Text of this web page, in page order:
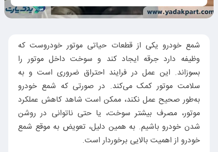
شمع خودرو یکی از قطعات حیاتی موتور خودروست که
وظیفه دارد جرقه ایجاد کند و سوخت داخل موتور را
بسوزاند. این عمل در فرایند احتراق ضروری است و به
سلامت موتور کمک می‌کند. در صورتی که شمع خودرو
به‌طور صحیح عمل نکند، ممکن است شاهد کاهش عملکرد
موتور، مصرف بیشتر سوخت، یا حتی ناتوانی در روشن
شدن خودرو باشیم. به همین دلیل، تعویض به موقع شمع
خودرو از اهمیت بالایی برخوردار است.